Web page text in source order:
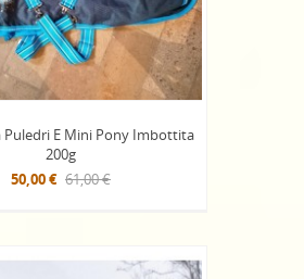
Puledri E Mini Pony Imbottita
200g
50,00 € 61,00 €